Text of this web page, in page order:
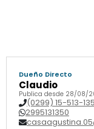
Dueño Directo
Claudio
Publica desde 28/08/
(0299) 15-513-
2995131350